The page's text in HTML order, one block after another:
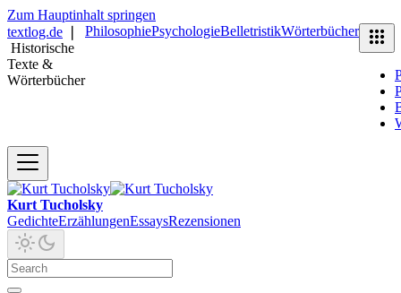
Zum Hauptinhalt springen
textlog.de
Historische
Texte &
Wörterbücher
PhilosophiePsychologieBelletristikWörterbücher
Kurt Tucholsky
GedichteErzählungenEssaysRezensionen